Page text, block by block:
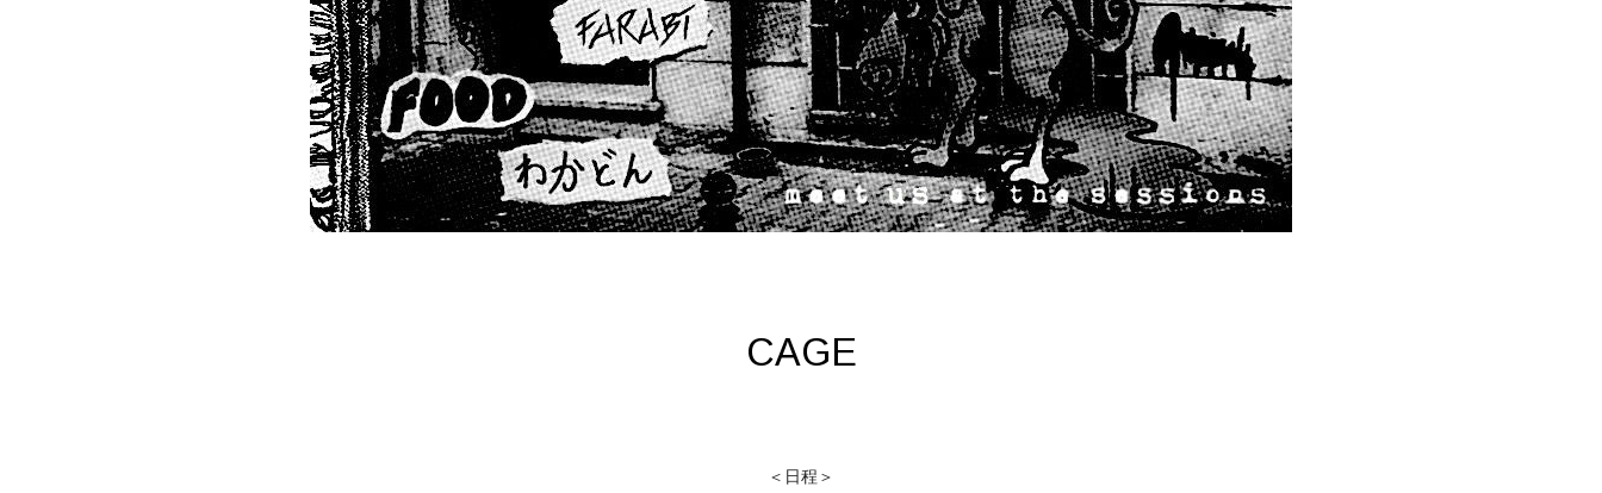
CAGE
＜日程＞